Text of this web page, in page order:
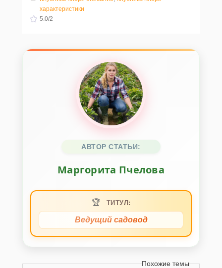
характеристики
5.0/2
АВТОР СТАТЬИ:
Маргорита Пчелова
🏆 ТИТУЛ:
Ведущий садовод
Похожие темы